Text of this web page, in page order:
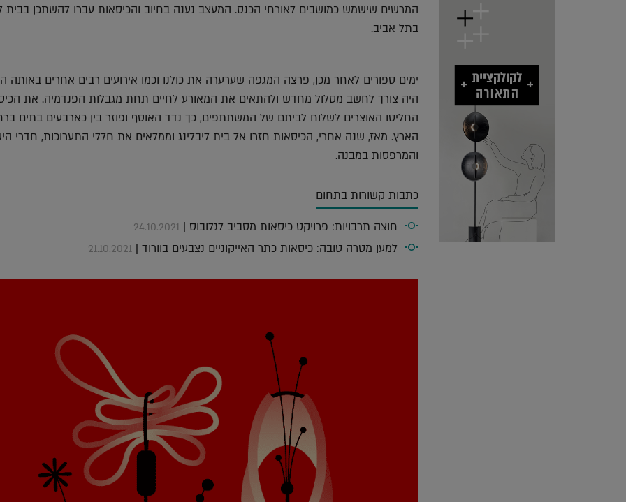
המרשים שישמש כמושבים לאורחי הכנס. המעצב נענה בחיוב והכיסאות עברו להשתכן בבית
בתל אביב.
ימים ספורים לאחר מכן, פרצה המגפה שערערה את כולנו וכמו אירועים רבים אחרים באותה
היה צורך לחשב מסלול מחדש ולהתאים את המאורע לחיים תחת מגבלות הפנדמיה. את
החליטו האוצרים לשלוח לביתם של המשתתפים, כך נדד האוסף ופוזר בין כארבעים בתים
הארץ. מאז, שנה אחרי, הכיסאות חזרו אל בית ליבלינג וממלאים את חללי התערוכות, חדרי
והמרפסות במבנה.
כתבות קשורות בתחום
חוצה תרבויות: פרויקט כיסאות מסביב לגלובוס | 24.10.2021
למען מטרה טובה: כיסאות כתר האייקוניים נצבעים בוורוד | 21.10.2021